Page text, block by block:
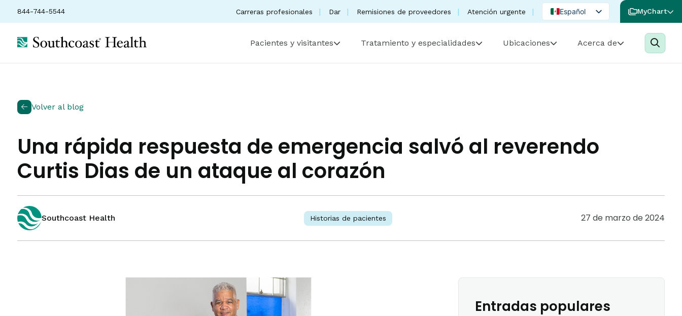
844-744-5544 Carreras profesionales Dar Remisiones de proveedores Atención urgente
Español
Portuguese
MyChart
Pacientes y visitantes Tratamiento y especialidades Ubicaciones Acerca de
Volver al blog
Una rápida respuesta de emergencia salvó al reverendo
Curtis Dias de un ataque al corazón
Southcoast Health Historias de pacientes 27 de marzo de 2024
Entradas populares